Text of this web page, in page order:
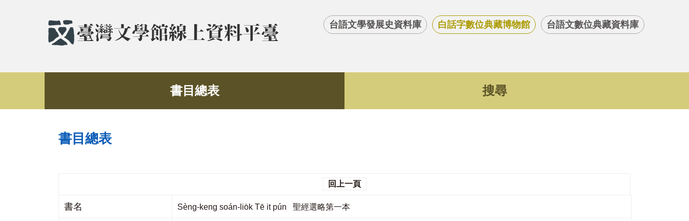
台語文學發展史資料庫 白話字數位典藏博物館 台語文數位典藏資料庫
書目總表 搜尋
書目總表
回上一頁
書名 Sèng-keng soán-lio̍k Tē it pún 聖經選略第一本